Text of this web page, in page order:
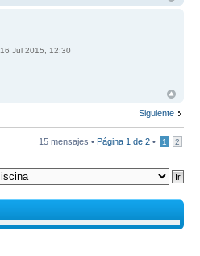
16 Jul 2015, 12:30
Siguiente
15 mensajes • Página 1 de 2 • 1 2